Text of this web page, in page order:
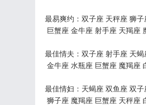
最易爽约：双子座 天秤座 狮
巨蟹座 金牛座 射手座 天羯座
最佳情夫：双子座 射手座 天
金牛座 水瓶座 巨蟹座 魔羯座
最佳情妇：天蝎座 双鱼座 双
狮子座 魔羯座 巨蟹座 天秤座